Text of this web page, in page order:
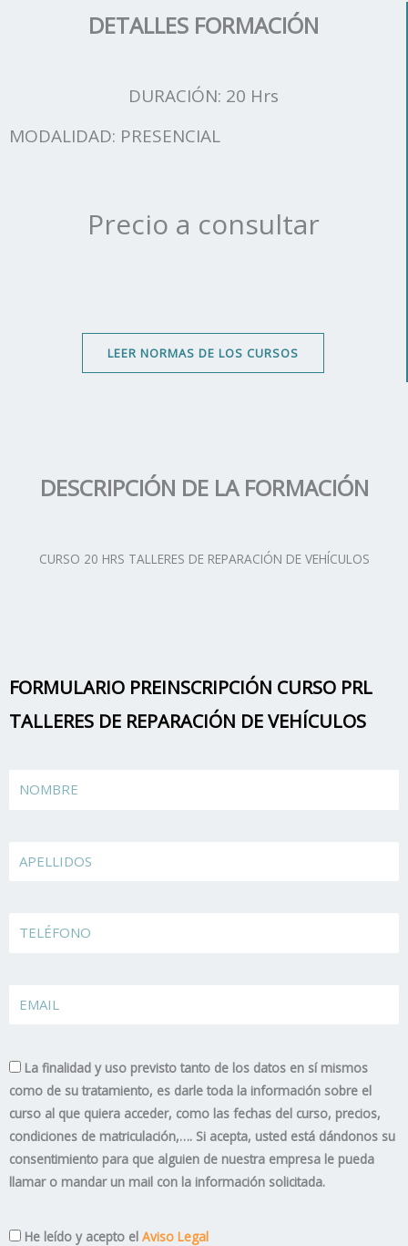
DETALLES FORMACIÓN
DURACIÓN: 20 Hrs
MODALIDAD: PRESENCIAL
Precio a consultar
LEER NORMAS DE LOS CURSOS
DESCRIPCIÓN DE LA FORMACIÓN
CURSO 20 HRS TALLERES DE REPARACIÓN DE VEHÍCULOS
FORMULARIO PREINSCRIPCIÓN CURSO PRL
TALLERES DE REPARACIÓN DE VEHÍCULOS
TELÉFONO
La finalidad y uso previsto tanto de los datos en sí mismos
como de su tratamiento, es darle toda la información sobre el
curso al que quiera acceder, como las fechas del curso, precios,
condiciones de matriculación,…. Si acepta, usted está dándonos su
consentimiento para que alguien de nuestra empresa le pueda
llamar o mandar un mail con la información solicitada.
AvisoHe leído y acepto el Aviso Legal